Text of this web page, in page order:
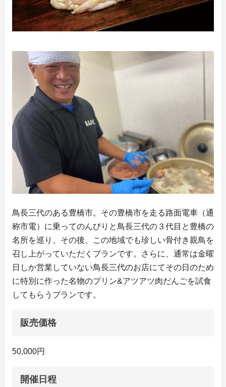
鳥長三代のある豊橋市。その豊橋市を走る路面電車（通
称市電）に乗ってのんびりと鳥長三代の３代目と豊橋の
名所を巡り、その後、この地域でも珍しい骨付き親鳥を
召し上がっていただくプランです。さらに、通常は金曜
日しか営業していない鳥長三代のお店にてその日のため
に特別に作った名物のプリン&アツアツ肉だんごを試食
してもらうプランです。
販売価格
50,000円
開催日程